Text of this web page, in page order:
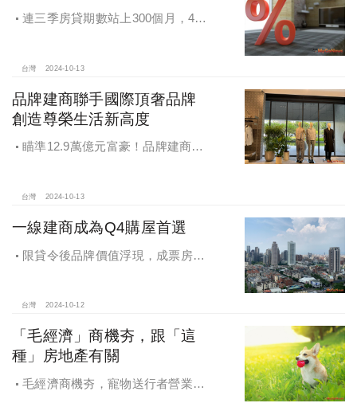
連三季房貸期數站上300個月，4都
台灣 2024-10-13
品牌建商聯手國際頂奢品牌
創造尊榮生活新高度
瞄準12.9萬億元富豪！品牌建商聯
台灣 2024-10-13
一線建商成為Q4購屋首選
限貸令後品牌價值浮現，成票房保
台灣 2024-10-12
「毛經濟」商機夯，跟「這
種」房地產有關
毛經濟商機夯，寵物送行者營業額